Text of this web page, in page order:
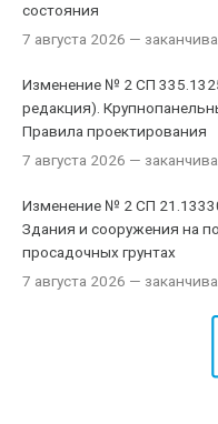
состояния
7 августа 2026 —
Изменение № 2 СП
редакция).
Правила проектирования
7 августа 2026 —
Изменение № 2 СП
Здания и сооружения на
просадочных грунтах
7 августа 2026 —